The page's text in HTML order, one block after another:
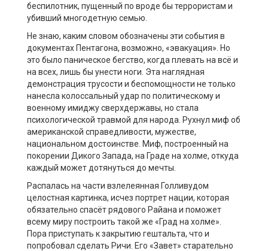
беспилотник, пущенный по вроде бы террористам и
убивший многодетную семью.
Не знаю, каким словом обозначены эти события в
документах Пентагона, возможно, «эвакуация». Но
это было паническое бегство, когда плевать на всё и
на всех, лишь бы унести ноги. Эта наглядная
демонстрация трусости и беспомощности не только
нанесла колоссальный удар по политическому и
военному имиджу сверхдержавы, но стала
психологической травмой для народа. Рухнул миф об
американской справедливости, мужестве,
национальном достоинстве. Миф, построенный на
покорении Дикого Запада, на Граде на холме, откуда
каждый может дотянуться до мечты.
Распалась на части взлелеянная Голливудом
целостная картинка, исчез портрет нации, которая
обязательно спасёт рядового Райана и поможет
всему миру построить такой же «Град на холме».
Пора приступать к закрытию гештальта, что и
попробовал сделать Ричи. Его «Завет» старательно